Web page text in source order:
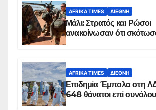
AFRIKA TIMES ΔΙΕΘΝΉ
Μάλι: Στρατός και Ρώσοι
ανακοίνωσαν ότι
AFRIKA TIMES ΔΙΕΘΝΉ
Επιδημία Έμπολα στη
648 θάνατοι επί